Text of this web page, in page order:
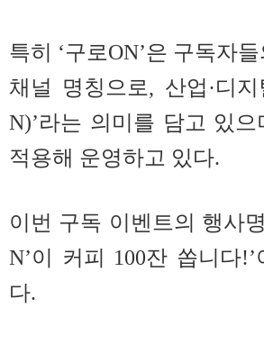
특히 ‘구로ON’은 구독자
채널 명칭으로, 산업·디
N)’라는 의미를 담고 있
적용해 운영하고 있다.
이번 구독 이벤트의 행사
N’이 커피 100잔 쏩니다
다.